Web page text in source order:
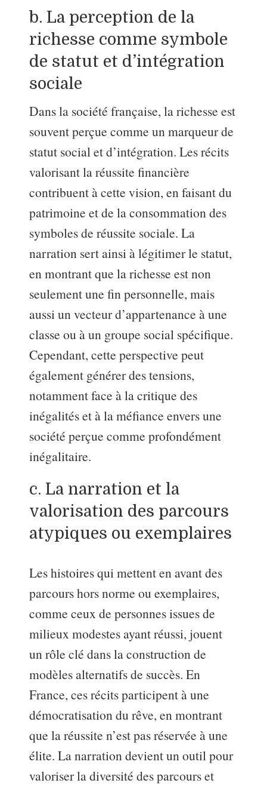
b. La perception de la
richesse comme symbole
de statut et d’intégration
sociale
Dans la société française, la richesse est
souvent perçue comme un marqueur de
statut social et d’intégration. Les récits
valorisant la réussite financière
contribuent à cette vision, en faisant du
patrimoine et de la consommation des
symboles de réussite sociale. La
narration sert ainsi à légitimer le statut,
en montrant que la richesse est non
seulement une fin personnelle, mais
aussi un vecteur d’appartenance à une
classe ou à un groupe social spécifique.
Cependant, cette perspective peut
également générer des tensions,
notamment face à la critique des
inégalités et à la méfiance envers une
société perçue comme profondément
inégalitaire.
c. La narration et la
valorisation des parcours
atypiques ou exemplaires
Les histoires qui mettent en avant des
parcours hors norme ou exemplaires,
comme ceux de personnes issues de
milieux modestes ayant réussi, jouent
un rôle clé dans la construction de
modèles alternatifs de succès. En
France, ces récits participent à une
démocratisation du rêve, en montrant
que la réussite n’est pas réservée à une
élite. La narration devient un outil pour
valoriser la diversité des parcours et